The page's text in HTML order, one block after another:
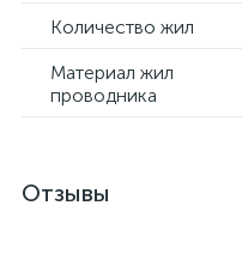
Количество жил
Материал жил
проводника
Отзывы